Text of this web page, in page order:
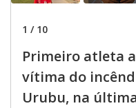
1 / 10
Primeiro atleta
vítima do
Urubu, na